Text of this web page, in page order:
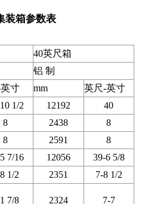
装箱参数表
40英尺箱
铝 制
寸 mm 英尺-英寸
1/2 12192
40
8 2438
8
8 2591
8
7/16 12056
39-6 5/8
1/2 2351
7-8 1/2
7/8 2324 7-7